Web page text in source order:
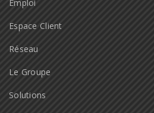
Emploi
Espace Client
Réseau
Le Groupe
Solutions